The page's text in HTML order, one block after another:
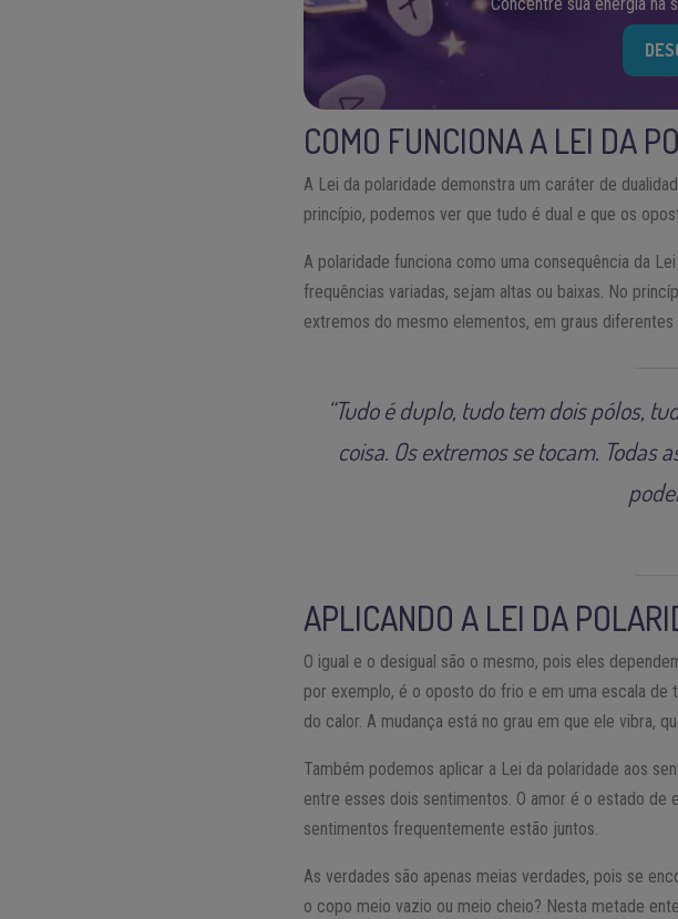
Concentre sua energia na
COMO FUNCIONA A LEI DA
A Lei da polaridade demonstra um caráter de
princípio, podemos ver que tudo é dual e que os
A polaridade funciona como uma consequência da
frequências variadas, sejam altas ou baixas. No
extremos do mesmo elementos, em graus diferentes
“Tudo é duplo, tudo tem dois pólos,
coisa. Os extremos se tocam. Todas
APLICANDO A LEI DA
O igual e o desigual são o mesmo, pois eles
por exemplo, é o oposto do frio e em uma escala de
do calor. A mudança está no grau em que ele vibra,
Também podemos aplicar a Lei da polaridade aos
entre esses dois sentimentos. O amor é o estado de
sentimentos frequentemente estão juntos.
As verdades são apenas meias verdades, pois se
o copo meio vazio ou meio cheio? Nesta metade